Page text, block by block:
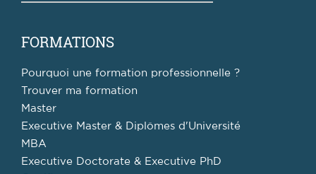
FORMATIONS
Pourquoi une formation professionnelle ?
Trouver ma formation
Master
Executive Master & Diplômes d'Université
MBA
Executive Doctorate & Executive PhD